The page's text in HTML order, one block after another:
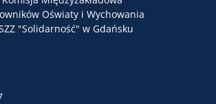
Oświaty i Wychowania
"Solidarność" w Gdańsku